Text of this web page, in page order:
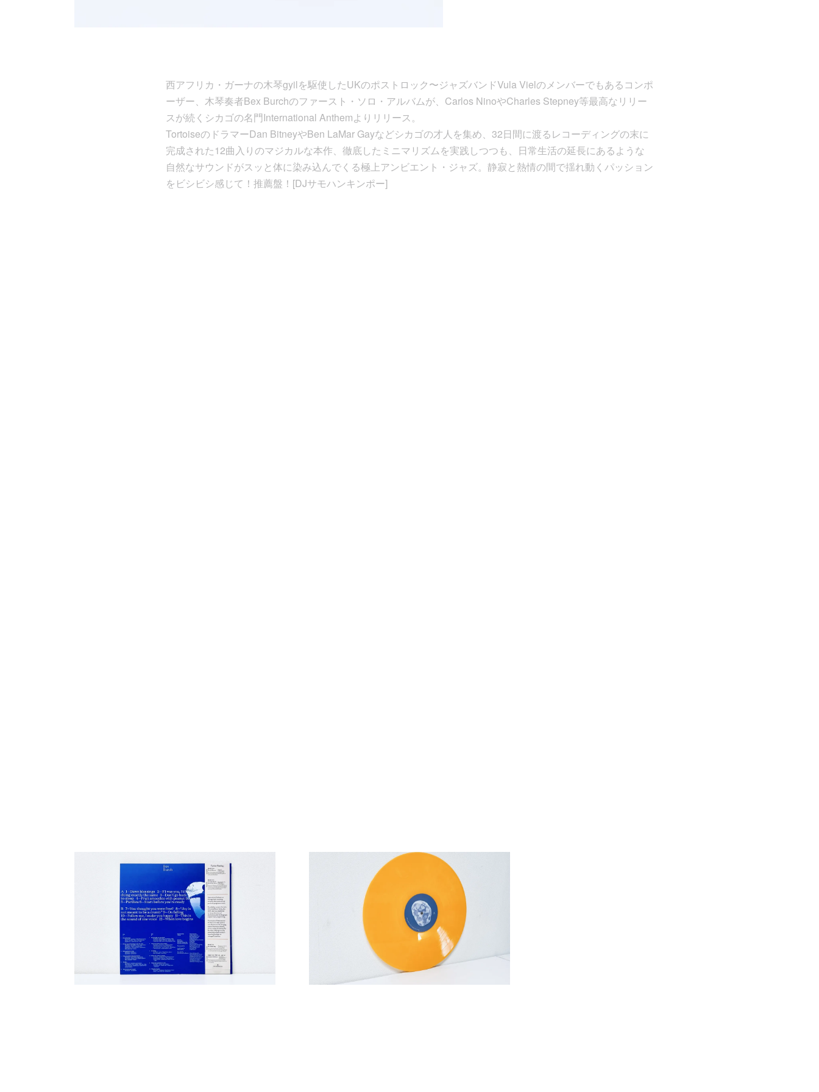
西アフリカ・ガーナの木琴gyilを駆使したUKのポストロック〜ジャズバンドVula Vielのメンバーでもあるコンポ
ーザー、木琴奏者Bex Burchのファースト・ソロ・アルバムが、Carlos NinoやCharles Stepney等最高なリリー
スが続くシカゴの名門International Anthemよりリリース。
TortoiseのドラマーDan BitneyやBen LaMar Gayなどシカゴの才人を集め、32日間に渡るレコーディングの末に
完成された12曲入りのマジカルな本作、徹底したミニマリズムを実践しつつも、日常生活の延長にあるような
自然なサウンドがスッと体に染み込んでくる極上アンビエント・ジャズ。静寂と熱情の間で揺れ動くパッション
をビシビシ感じて！推薦盤！[DJサモハンキンポー]